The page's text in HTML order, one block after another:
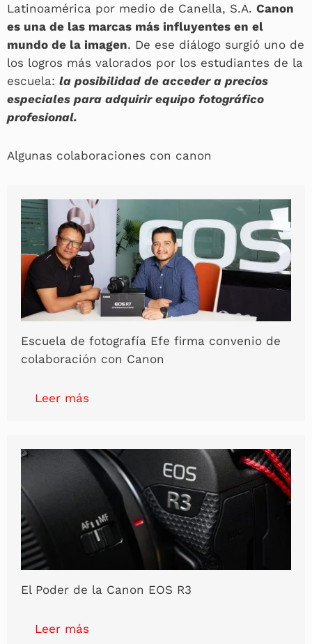
Latinoamérica por medio de Canella, S.A. Canon
es una de las marcas más influyentes en el
mundo de la imagen. De ese diálogo surgió uno de
los logros más valorados por los estudiantes de la
escuela: la posibilidad de acceder a precios
especiales para adquirir equipo fotográfico
profesional.
Algunas colaboraciones con canon
Escuela de fotografía Efe firma convenio de
colaboración con Canon
Leer más
El Poder de la Canon EOS R3
Leer más